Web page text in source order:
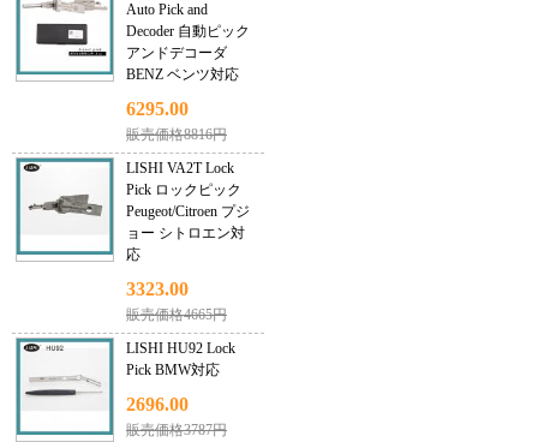
Auto Pick and
Decoder 自動ピック
アンドデコーダ
BENZ ベンツ対応
6295.00
販売価格8816円
LISHI VA2T Lock
Pick ロックピック
Peugeot/Citroen プジ
ョー シトロエン対
応
3323.00
販売価格4665円
LISHI HU92 Lock
Pick BMW対応
2696.00
販売価格3787円